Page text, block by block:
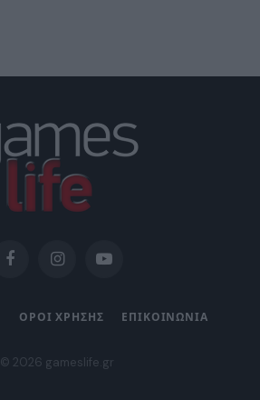
FacebookInstagramYouTube
ΟΡΟΙ ΧΡΗΣΗΣ ΕΠΙΚΟΙΝΩΝΙΑ
© 2026 gameslife.gr